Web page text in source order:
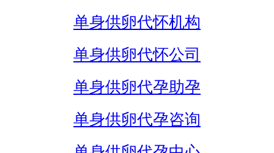
单身供卵代怀机构
单身供卵代怀公司
单身供卵代孕助孕
单身供卵代孕咨询